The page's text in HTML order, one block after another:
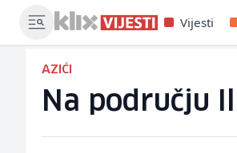
Vijesti
AZIĆI
Na području